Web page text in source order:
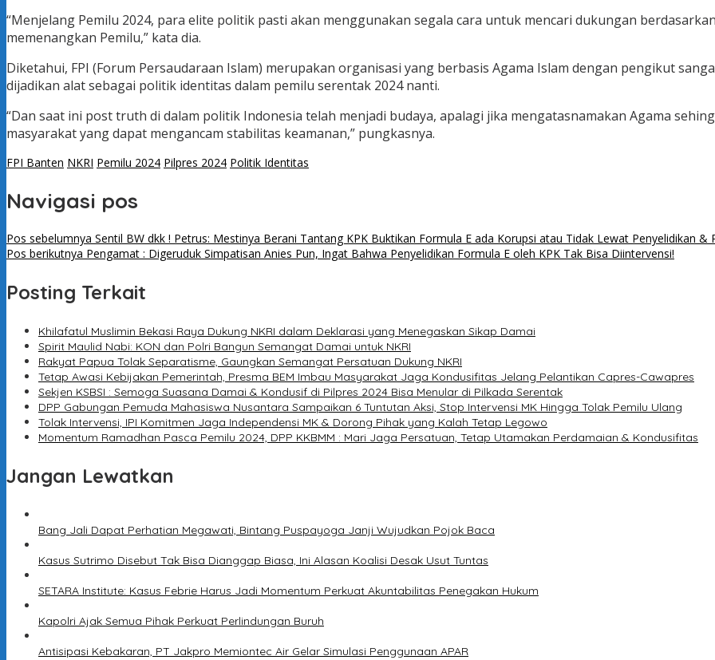
“Menjelang Pemilu 2024, para elite politik pasti akan menggunakan segala cara untuk mencari dukungan
memenangkan Pemilu,” kata dia.
Diketahui, FPI (Forum Persaudaraan Islam) merupakan organisasi yang berbasis Agama Islam dengan pengikut
dijadikan alat sebagai politik identitas dalam pemilu serentak 2024 nanti.
“Dan saat ini post truth di dalam politik Indonesia telah menjadi budaya, apalagi jika mengatasnamakan Agama
masyarakat yang dapat mengancam stabilitas keamanan,” pungkasnya.
FPI Banten NKRI Pemilu 2024 Pilpres 2024 Politik Identitas
Navigasi pos
Pos sebelumnya Sentil BW dkk ! Petrus: Mestinya Berani Tantang KPK Buktikan Formula E ada Korupsi atau Tidak Lewat Penyelidikan &
Pos berikutnya Pengamat : Digeruduk Simpatisan Anies Pun, Ingat Bahwa Penyelidikan Formula E oleh KPK Tak Bisa Diintervensi!
Posting Terkait
Khilafatul Muslimin Bekasi Raya Dukung NKRI dalam Deklarasi yang Menegaskan Sikap Damai
Spirit Maulid Nabi: KON dan Polri Bangun Semangat Damai untuk NKRI
Rakyat Papua Tolak Separatisme, Gaungkan Semangat Persatuan Dukung NKRI
Tetap Awasi Kebijakan Pemerintah, Presma BEM Imbau Masyarakat Jaga Kondusifitas Jelang Pelantikan Capres-Cawapres
Sekjen KSBSI : Semoga Suasana Damai & Kondusif di Pilpres 2024 Bisa Menular di Pilkada Serentak
DPP Gabungan Pemuda Mahasiswa Nusantara Sampaikan 6 Tuntutan Aksi, Stop Intervensi MK Hingga Tolak Pemilu Ulang
Tolak Intervensi, IPI Komitmen Jaga Independensi MK & Dorong Pihak yang Kalah Tetap Legowo
Momentum Ramadhan Pasca Pemilu 2024, DPP KKBMM : Mari Jaga Persatuan, Tetap Utamakan Perdamaian & Kondusifitas
Jangan Lewatkan
Bang Jali Dapat Perhatian Megawati, Bintang Puspayoga Janji Wujudkan Pojok Baca
Kasus Sutrimo Disebut Tak Bisa Dianggap Biasa, Ini Alasan Koalisi Desak Usut Tuntas
SETARA Institute: Kasus Febrie Harus Jadi Momentum Perkuat Akuntabilitas Penegakan Hukum
Kapolri Ajak Semua Pihak Perkuat Perlindungan Buruh
Antisipasi Kebakaran, PT Jakpro Memiontec Air Gelar Simulasi Penggunaan APAR